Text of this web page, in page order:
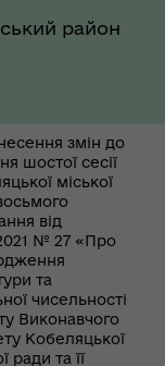
район
змін до
шостої сесії
міської
від
№ 27 «Про
та
чисельності
Виконавчого
Кобеляцької
ради та її